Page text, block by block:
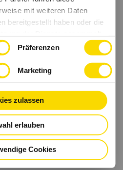
mit weiteren Daten
bereitgestellt haben oder die
Präferenzen
Marketing
zulassen
erlauben
Cookies